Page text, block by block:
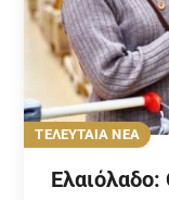
ΤΕΛΕΥΤΑΙΑ ΝΕΑ
Ελαιόλαδο: